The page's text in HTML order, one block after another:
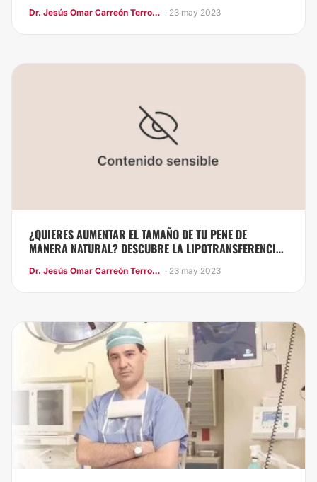
Dr. Jesús Omar Carreón Terrones · 23 may 2023
¿QUIERES AUMENTAR EL TAMAÑO DE TU PENE DE
MANERA NATURAL? DESCUBRE LA LIPOTRANSFERENCIA
DE PENE
Dr. Jesús Omar Carreón Terrones · 23 may 2023